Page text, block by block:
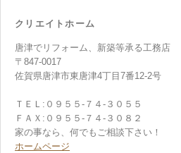
クリエイトホーム
唐津でリフォーム、新築等承る工務店
〒847-0017
佐賀県唐津市東唐津4丁目7番12-2号
ＴＥＬ:０９５５-７４-３０５５
ＦＡＸ:０９５５-７４-３０８２
家の事なら、何でもご相談下さい！
ホームページ